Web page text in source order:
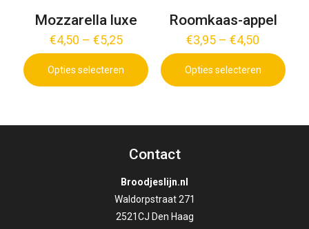
productpagina
de
productpagina
Mozzarella luxe
€4,50 – €5,25
Opties selecteren
Dit
meerdere
Roomkaas-appel
€3,95 –€4,50
Opties selecteren
Dit
meerdere
optie
kan
gekozen
Contact
Broodjeslijn.nl
Waldorpstraat 271
2521CJ Den Haag